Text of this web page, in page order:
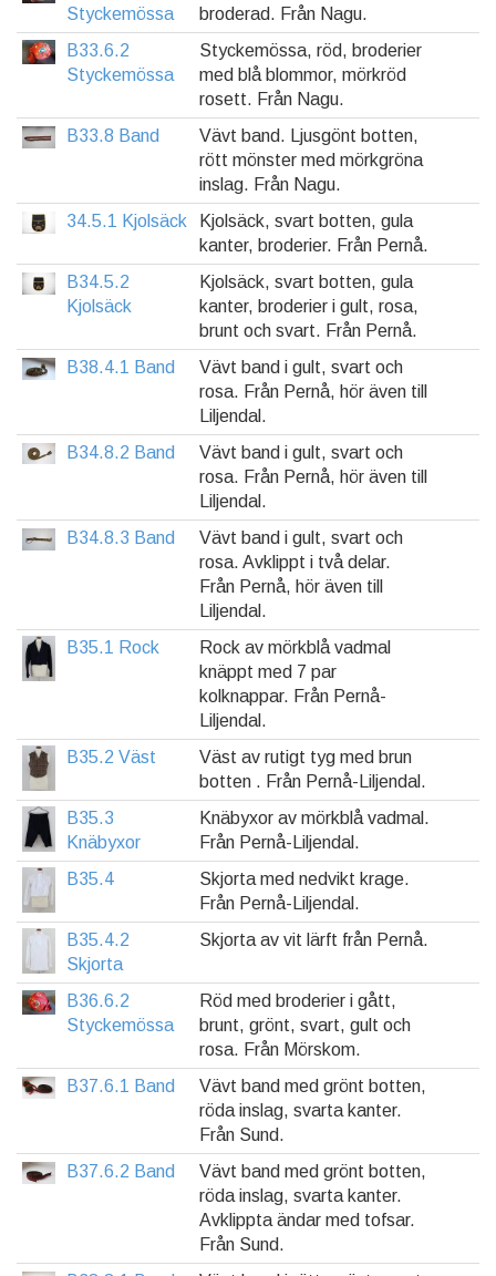
Styckemössa
broderad. Från Nagu.
B33.6.2
Styckemössa
Styckemössa, röd, broderier
med blå blommor, mörkröd
rosett. Från Nagu.
B33.8 Band
Vävt band. Ljusgönt botten,
rött mönster med mörkgröna
inslag. Från Nagu.
34.5.1 Kjolsäck
Kjolsäck, svart botten, gula
kanter, broderier. Från Pernå.
B34.5.2
Kjolsäck
Kjolsäck, svart botten, gula
kanter, broderier i gult, rosa,
brunt och svart. Från Pernå.
B38.4.1 Band
Vävt band i gult, svart och
rosa. Från Pernå, hör även till
Liljendal.
B34.8.2 Band
Vävt band i gult, svart och
rosa. Från Pernå, hör även till
Liljendal.
B34.8.3 Band
Vävt band i gult, svart och
rosa. Avklippt i två delar.
Från Pernå, hör även till
Liljendal.
B35.1 Rock
Rock av mörkblå vadmal
knäppt med 7 par
kolknappar. Från Pernå-
Liljendal.
B35.2 Väst
Väst av rutigt tyg med brun
botten . Från Pernå-Liljendal.
B35.3
Knäbyxor
Knäbyxor av mörkblå vadmal.
Från Pernå-Liljendal.
B35.4
Skjorta med nedvikt krage.
Från Pernå-Liljendal.
B35.4.2
Skjorta
Skjorta av vit lärft från Pernå.
B36.6.2
Styckemössa
Röd med broderier i gått,
brunt, grönt, svart, gult och
rosa. Från Mörskom.
B37.6.1 Band
Vävt band med grönt botten,
röda inslag, svarta kanter.
Från Sund.
B37.6.2 Band
Vävt band med grönt botten,
röda inslag, svarta kanter.
Avklippta ändar med tofsar.
Från Sund.